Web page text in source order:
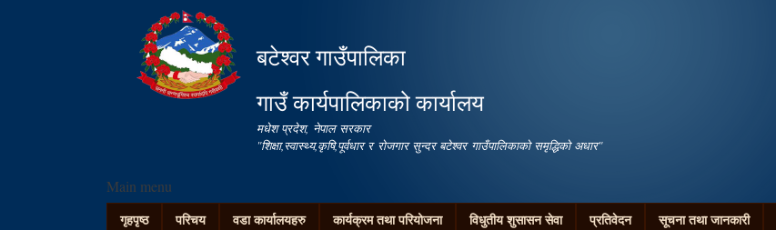
बटेश्वर गाउँपालिका
गाउँ कार्यपालिकाको कार्यालय
मधेश प्रदेश, नेपाल सरकार
"शिक्षा,स्वास्थ्य,कृषि,पूर्वधार र रोजगार सुन्दर बटेश्वर गाउँपालिकाको समृद्धिको अधार"
Main menu
गृहपृष्ठ
परिचय वडा कार्यालयहरु कार्यक्रम तथा परियोजना विधुतीय शुसासन सेवा प्रतिवेदन सूचना तथा जानकारी